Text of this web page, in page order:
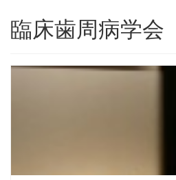
臨床歯周病学会